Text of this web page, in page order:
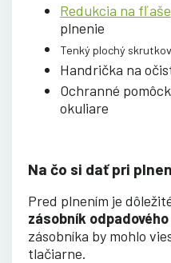
Redukcia na fľaše
plnenie
Tenký plochý
Handrička na
Ochranné
okuliare
Na čo si dať pri
Pred plnením je
zásobník
zásobníka by mohlo
tlačiarne.